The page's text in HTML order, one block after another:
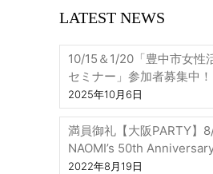
LATEST NEWS
10/15＆1/20「豊中市女性
セミナー」参加者募集中！
2025年10月6日
満員御礼【大阪PARTY】
NAOMI’s 50th
2022年8月19日